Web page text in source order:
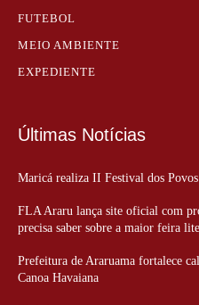
FUTEBOL
MEIO AMBIENTE
EXPEDIENTE
Últimas Notícias
Maricá realiza II Festival dos
FLA Araru lança site oficial com
precisa saber sobre a maior feira
Prefeitura de Araruama fortalece
Canoa Havaiana